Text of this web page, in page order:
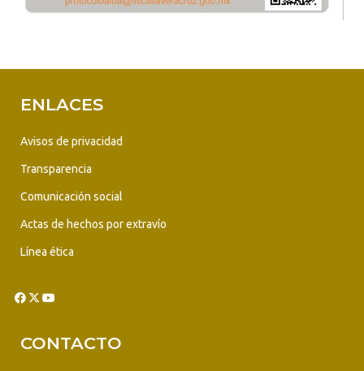
ENLACES
Avisos de privacidad
Transparencia
Comunicación social
Actas de hechos por extravío
Línea ética
CONTACTO